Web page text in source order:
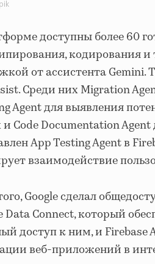
доступны более 60
кодирования и
от ассистента Gemini.
Среди них Migration
Agent для выявления
Code Documentation
App Testing Agent в
взаимодействие
Google сделал
Data Connect, который
доступ к ним, и Firebase
веб-приложений в